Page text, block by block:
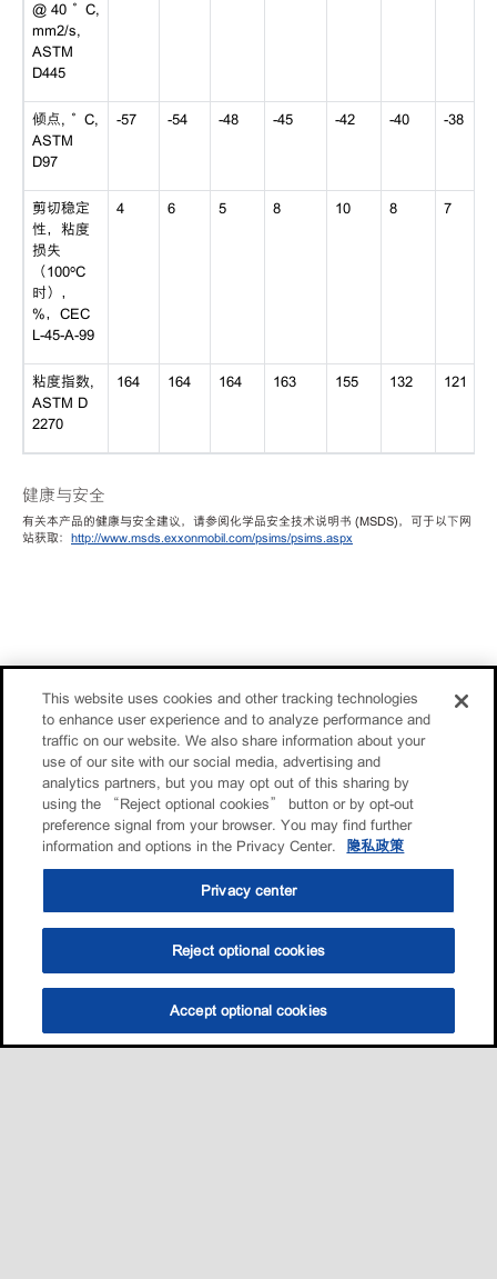
选油助手 查找门店
@ 40 °C,
mm2/s,
ASTM
D445
倾点, °C,
ASTM
D97
-57 -54 -48 -45 -42 -40 -38
剪切稳定
性，粘度
损失
（100ºC
时），
%，CEC
L-45-A-99
4 6 5 8 10 8 7
粘度指数,
ASTM D
2270
164 164 164 163 155 132 121
健康与安全
有关本产品的健康与安全建议，请参阅化学品安全技术说明书 (MSDS)，可于以下网
站获取： http://www.msds.exxonmobil.com/psims/psims.aspx
This website uses cookies and other tracking technologies
to enhance user experience and to analyze performance and
traffic on our website. We also share information about your
use of our site with our social media, advertising and
analytics partners, but you may opt out of this sharing by
using the “Reject optional cookies” button or by opt-out
preference signal from your browser. You may find further
information and options in the Privacy Center.
隐私政策
Privacy center
Reject optional cookies
Accept optional cookies